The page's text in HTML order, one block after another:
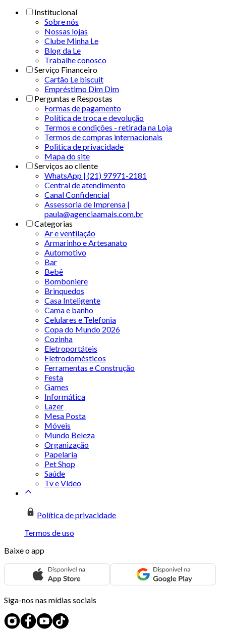
Institucional
Sobre nós
Nossas lojas
Clube Minha Le
Blog da Le
Trabalhe conosco
Serviço Financeiro
Cartão Le biscuit
Empréstimo Dim Dim
Perguntas e Respostas
Formas de pagamento
Política de troca e devolução
Termos e condições - retirada na Loja
Termos de compras internacionais
Politica de privacidade
Mapa do site
Serviços ao cliente
WhatsApp | (21) 97971-2181
Central de atendimento
Canal Confidencial
Assessoria de Imprensa |
paula@agenciaamais.com.br
Categorias
Ar e ventilação
Armarinho e Artesanato
Automotivo
Bar
Bebê
Bomboniere
Brinquedos
Casa Inteligente
Cama e banho
Celulares e Telefonia
Copa do Mundo 2026
Cozinha
Eletroportáteis
Eletrodomésticos
Ferramentas e Construção
Festa
Games
Informática
Lazer
Mesa Posta
Móveis
Mundo Beleza
Organização
Papelaria
Pet Shop
Saúde
Tv e Vídeo
Política de privacidade
Termos de uso
Baixe o app
Siga-nos nas mídias sociais